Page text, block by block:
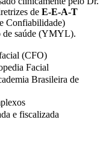
de E-E-A-T
Confiabilidade)
de saúde (YMYL).
(CFO)
Facial
Brasileira de
e fiscalizada